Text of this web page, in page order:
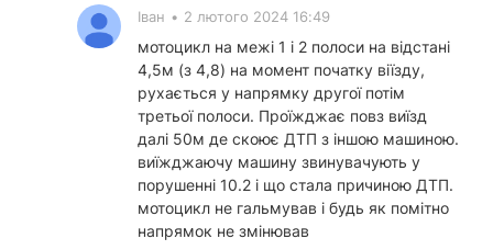
Іван • 2 лютого 2024 16:49
мотоцикл на межі 1 і 2 полоси на відстані
4,5м (з 4,8) на момент початку віїзду,
рухається у напрямку другої потім
третьої полоси. Проїжджає повз виїзд
далі 50м де скоює ДТП з іншою машиною.
виїжджаючу машину звинувачують у
порушенні 10.2 і що стала причиною ДТП.
мотоцикл не гальмував і будь як помітно
напрямок не змінював